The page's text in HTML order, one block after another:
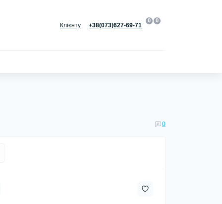
Клієнту +38(073)627-69-71
0 0
0